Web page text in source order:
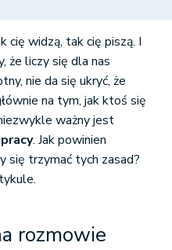
cię widzą, tak cię piszą. I
że liczy się dla nas
nie da się ukryć, że
na tym, jak ktoś się
ważny jest
. Jak powinien
się trzymać tych zasad?
rozmowie